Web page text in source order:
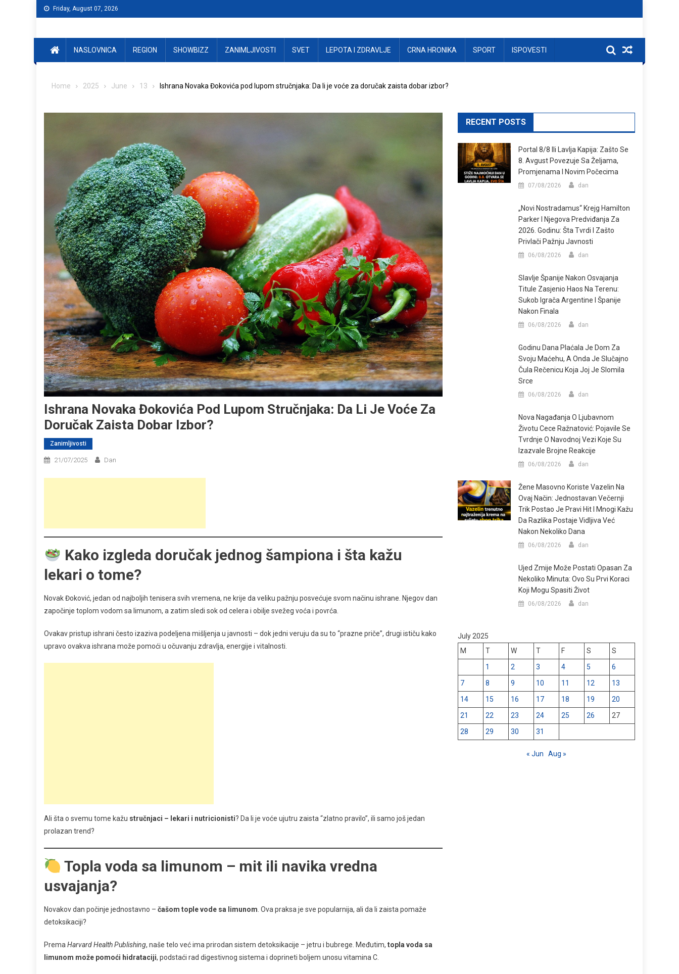
Friday, August 07, 2026
NASLOVNICA REGION SHOWBIZZ ZANIMLJIVOSTI SVET LEPOTA I ZDRAVLJE CRNA HRONIKA SPORT ISPOVESTI
Home 2025 June 13 Ishrana Novaka Đokovića pod lupom stručnjaka: Da li je voće za doručak zaista dobar izbor?
Ishrana Novaka Đokovića Pod Lupom Stručnjaka: Da Li Je Voće Za
Doručak Zaista Dobar Izbor?
Zanimljivosti
21/07/2025 Dan
Kako izgleda doručak jednog šampiona i šta kažu
lekari o tome?
Novak Đoković, jedan od najboljih tenisera svih vremena, ne krije da veliku pažnju posvećuje svom načinu ishrane. Njegov dan
započinje toplom vodom sa limunom, a zatim sledi sok od celera i obilje svežeg voća i povrća.
Ovakav pristup ishrani često izaziva podeljena mišljenja u javnosti – dok jedni veruju da su to “prazne priče”, drugi ističu kako
upravo ovakva ishrana može pomoći u očuvanju zdravlja, energije i vitalnosti.
Ali šta o svemu tome kažu stručnjaci – lekari i nutricionisti? Da li je voće ujutru zaista “zlatno pravilo”, ili samo još jedan
prolazan trend?
Topla voda sa limunom – mit ili navika vredna
usvajanja?
Novakov dan počinje jednostavno – čašom tople vode sa limunom . Ova praksa je sve popularnija, ali da li zaista pomaže
detoksikaciji?
Prema Harvard Health Publishing, naše telo već ima prirodan sistem detoksikacije – jetru i bubrege. Međutim, topla voda sa
limunom može pomoći hidrataciji, podstaći rad digestivnog sistema i doprineti boljem unosu vitamina C.
RECENT POSTS
Portal 8/8 Ili Lavlja Kapija: Zašto Se
8. Avgust Povezuje Sa Željama,
Promjenama I Novim Počecima
07/08/2026 dan
„Novi Nostradamus“ Krejg Hamilton
Parker I Njegova Predviđanja Za
2026. Godinu: Šta Tvrdi I Zašto
Privlači Pažnju Javnosti
06/08/2026 dan
Slavlje Španije Nakon Osvajanja
Titule Zasjenio Haos Na Terenu:
Sukob Igrača Argentine I Španije
Nakon Finala
06/08/2026 dan
Godinu Dana Plaćala Je Dom Za
Svoju Maćehu, A Onda Je Slučajno
Čula Rečenicu Koja Joj Je Slomila
Srce
06/08/2026 dan
Nova Nagađanja O Ljubavnom
Životu Cece Ražnatović: Pojavile Se
Tvrdnje O Navodnoj Vezi Koje Su
Izazvale Brojne Reakcije
06/08/2026 dan
Žene Masovno Koriste Vazelin Na
Ovaj Način: Jednostavan Večernji
Trik Postao Je Pravi Hit I Mnogi Kažu
Da Razlika Postaje Vidljiva Već
Nakon Nekoliko Dana
06/08/2026 dan
Ujed Zmije Može Postati Opasan Za
Nekoliko Minuta: Ovo Su Prvi Koraci
Koji Mogu Spasiti Život
06/08/2026 dan
July 2025
M
T W T F S
S
1
2 3 4 5
6
7
8 9 10 11 12
13
14
15 16 17 18 19
20
21
22 23 24 25 26
27
28
29 30 31
« Jun Aug »